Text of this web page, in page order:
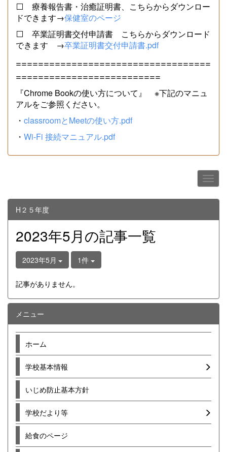
⬜ 療養報告書・治癒証明書、こちらからダウンロー
ドできます→保健室のページ
⬜ 卒業証明書交付申請書 こちらからダウンロード
できます →卒業証明書交付申請書.pdf
===================================
==========================
『Chrome Bookの使い方について』 ※下記のマニュ
アルをご参照ください。
・ classroomとMeetの使い方.pdf
・ Wi-Fi 接続マニュアル.pdf
H２５年度
2023年5月の記事一覧
2023年5月 1件
記事がありません。
メニュー
ホーム
学校基本情報
いじめ防止基本方針
学校だより等
給食のページ